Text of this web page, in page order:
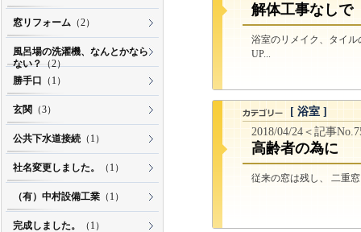
解体工事なしで
浴室のリメイク、タイ
UP...
[ 浴室 ]
2018/04/24＜記事
高齢者の為に
従来の窓は残し、 二重
窓リフォーム （2）
風呂場の洗濯機、なんとかなら
ない？（2）
勝手口
（1）
玄関 （3）
公共下水道接続 （1）
社名変更しました。 （1）
（有）中村設備工業 （1）
完成しました。 （1）